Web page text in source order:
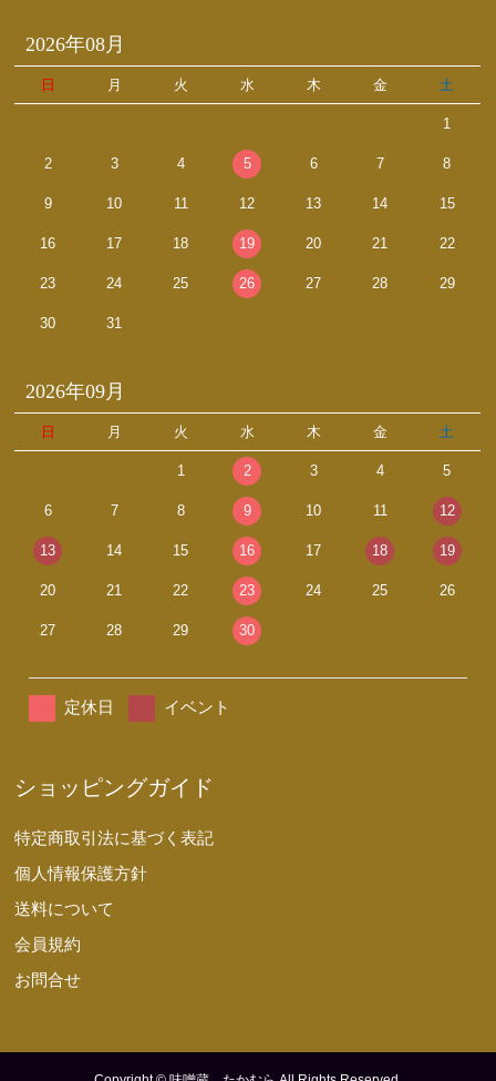
2026年08月
日 月 火 水 木 金 土
1
2 3 4 5 6 7 8
9 10 11 12 13 14 15
16 17 18 19 20 21 22
23 24 25 26 27 28 29
30 31
2026年09月
日 月 火 水 木 金 土
1 2 3 4 5
6 7 8 9 10 11 12
13 14 15 16 17 18 19
20 21 22 23 24 25 26
27 28 29 30
定休日 イベント
ショッピングガイド
特定商取引法に基づく表記
個人情報保護方針
送料について
会員規約
お問合せ